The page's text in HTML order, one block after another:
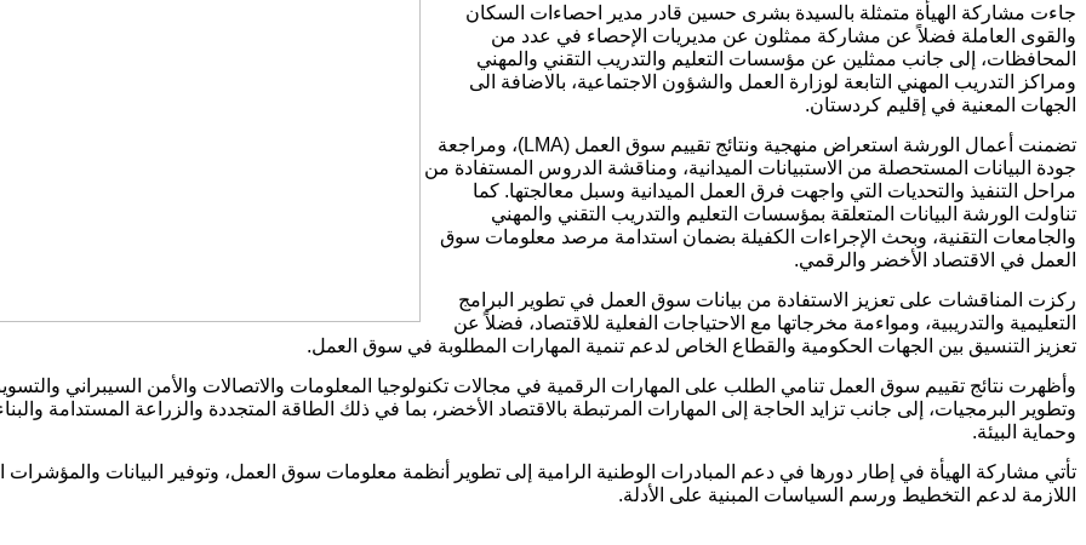
جاءت مشاركة الهيأة متمثلة بالسيدة بشرى حسين قادر مدير احصاءات السكان
والقوى العاملة فضلاً عن مشاركة ممثلون عن مديريات الإحصاء في عدد من
المحافظات، إلى جانب ممثلين عن مؤسسات التعليم والتدريب التقني والمهني
ومراكز التدريب المهني التابعة لوزارة العمل والشؤون الاجتماعية، بالاضافة الى
الجهات المعنية في إقليم كردستان.
تضمنت أعمال الورشة استعراض منهجية ونتائج تقييم سوق العمل (LMA)، ومراجعة
جودة البيانات المستحصلة من الاستبيانات الميدانية، ومناقشة الدروس المستفادة من
مراحل التنفيذ والتحديات التي واجهت فرق العمل الميدانية وسبل معالجتها. كما
تناولت الورشة البيانات المتعلقة بمؤسسات التعليم والتدريب التقني والمهني
والجامعات التقنية، وبحث الإجراءات الكفيلة بضمان استدامة مرصد معلومات سوق
العمل في الاقتصاد الأخضر والرقمي.
ركزت المناقشات على تعزيز الاستفادة من بيانات سوق العمل في تطوير البرامج
التعليمية والتدريبية، ومواءمة مخرجاتها مع الاحتياجات الفعلية للاقتصاد، فضلاً عن
تعزيز التنسيق بين الجهات الحكومية والقطاع الخاص لدعم تنمية المهارات المطلوبة في سوق العمل.
وأظهرت نتائج تقييم سوق العمل تنامي الطلب على المهارات الرقمية في مجالات تكنولوجيا المعلومات والاتصالات والأمن السيبراني
وتطوير البرمجيات، إلى جانب تزايد الحاجة إلى المهارات المرتبطة بالاقتصاد الأخضر، بما في ذلك الطاقة المتجددة والزراعة المستدامة
وحماية البيئة.
تأتي مشاركة الهيأة في إطار دورها في دعم المبادرات الوطنية الرامية إلى تطوير أنظمة معلومات سوق العمل، وتوفير البيانات والمؤشرات
اللازمة لدعم التخطيط ورسم السياسات المبنية على الأدلة.